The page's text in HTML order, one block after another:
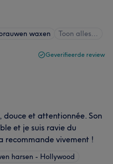
waxen Toon alles…
Geverifieerde review
douce et attentionnée. Son
et je suis ravie du
recommande vivement !
harsen - Hollywood